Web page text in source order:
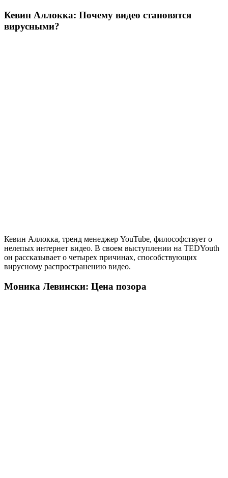
Кевин Аллокка: Почему видео становятся
вирусными?
Кевин Аллокка, тренд менеджер YouTube, философствует о
нелепых интернет видео. В своем выступлении на TEDYouth
он рассказывает о четырех причинах, способствующих
вирусному распространению видео.
Моника Левински: Цена позора